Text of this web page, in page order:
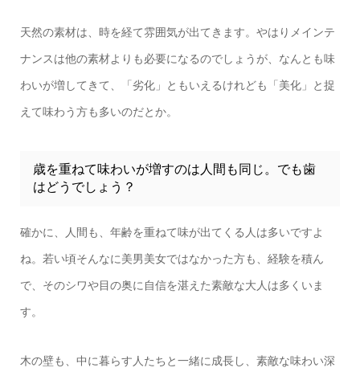
天然の素材は、時を経て雰囲気が出てきます。やはりメインテ
ナンスは他の素材よりも必要になるのでしょうが、なんとも味
わいが増してきて、「劣化」ともいえるけれども「美化」と捉
えて味わう方も多いのだとか。
歳を重ねて味わいが増すのは人間も同じ。でも歯
はどうでしょう？
確かに、人間も、年齢を重ねて味が出てくる人は多いですよ
ね。若い頃そんなに美男美女ではなかった方も、経験を積ん
で、そのシワや目の奥に自信を湛えた素敵な大人は多くいま
す。
木の壁も、中に暮らす人たちと一緒に成長し、素敵な味わい深